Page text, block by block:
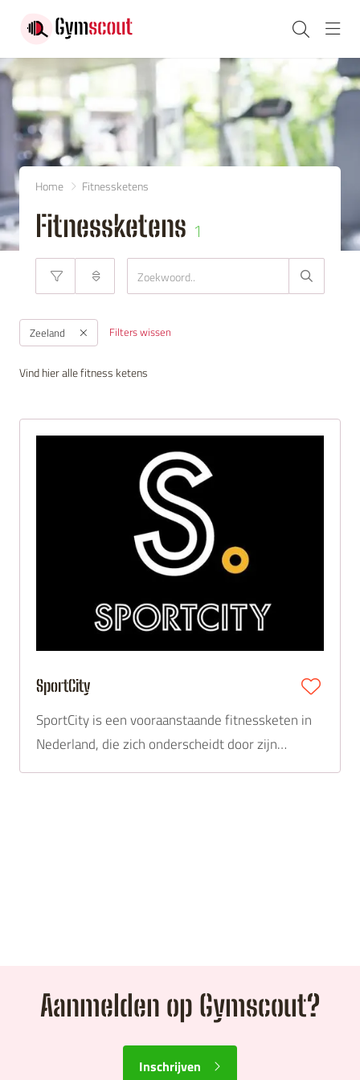
Home Fitnessketens
Fitnessketens 1
Zeeland Filters wissen
Vind hier alle fitness ketens
SportCity
SportCity is een vooraanstaande fitnessketen in
Nederland, die zich onderscheidt door zijn
uitgebreide faciliteiten en holistische benadering
Aanmelden op Gymscout?
Inschrijven